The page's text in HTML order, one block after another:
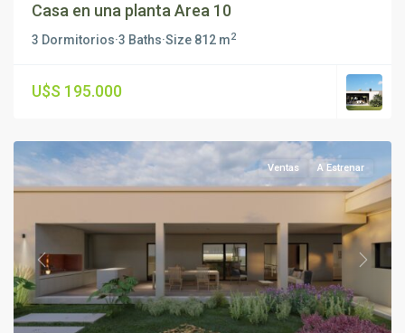
Casa en una planta Area 10
3 Dormitorios·3 Baths·Size 812 m2
U$S 195.000
Previous Next
Ventas A Estrenar